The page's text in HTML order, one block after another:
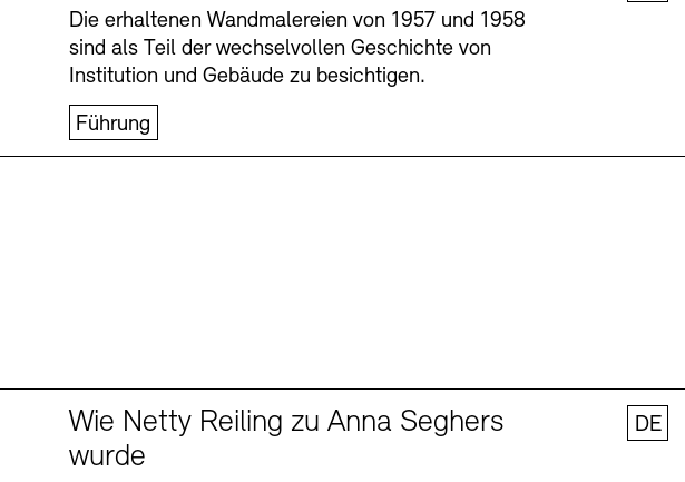
Öffnungszeiten Barrierefreiheit Newsletter
Öffnungszeiten Barrierefreiheit Newsletter
Die erhaltenen Wandmalereien von 1957 und 1958
sind als Teil der wechselvollen Geschichte von
Institution und Gebäude zu besichtigen.
Führung
Wie Netty Reiling zu Anna Seghers
wurde
DE